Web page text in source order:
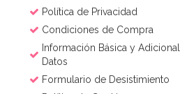
Política de Privacidad
Condiciones de Compra
Información Básica y
Datos
Formulario de Desistimiento